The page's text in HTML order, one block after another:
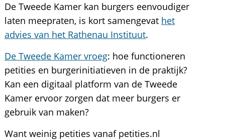
De Tweede Kamer kan burgers eenvoudiger
laten meepraten, is kort samengevat het
advies van het Rathenau Instituut.
De Tweede Kamer vroeg: hoe functioneren
petities en burgerinitiatieven in de praktijk?
Kan een digitaal platform van de Tweede
Kamer ervoor zorgen dat meer burgers er
gebruik van maken?
Want weinig petities vanaf petities.nl